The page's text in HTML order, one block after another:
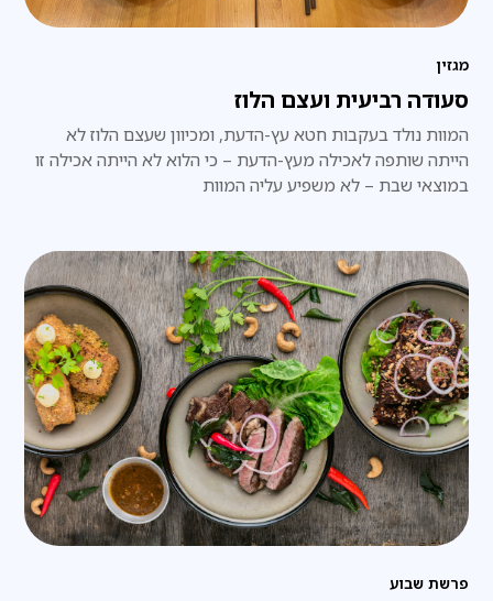
מגזין
סעודה רביעית ועצם הלוז
המוות נולד בעקבות חטא עץ-הדעת, ומכיוון שעצם הלוז לא
הייתה שותפה לאכילה מעץ-הדעת – כי הלוא לא הייתה אכילה זו
במוצאי שבת – לא משפיע עליה המוות
פרשת שבוע